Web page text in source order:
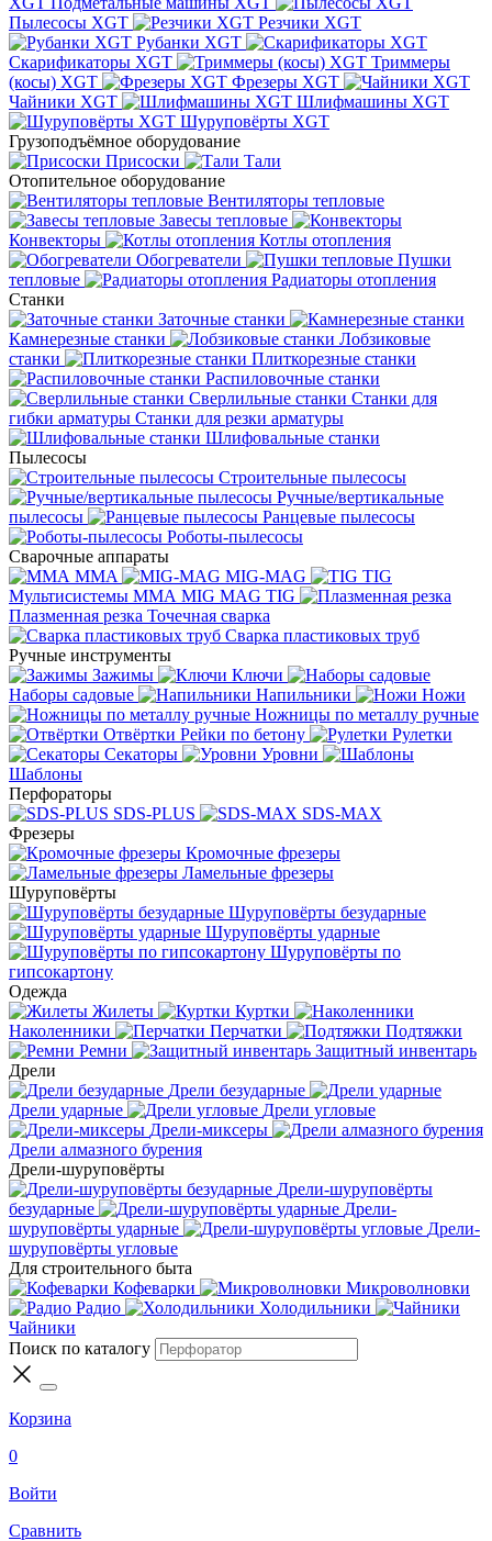
Пылесосы XGT
Резчики XGT
Рубанки XGT
Скарификаторы XGT
Триммеры
(косы) XGT
Фрезеры XGT
Чайники XGT
Шлифмашины XGT
Шуруповёрты XGT
Грузоподъёмное оборудование
Присоски
Тали
Отопительное оборудование
Вентиляторы тепловые
Завесы тепловые
Конвекторы
Котлы отопления
Обогреватели
Пушки
тепловые
Радиаторы отопления
Станки
Заточные станки
Камнерезные станки
Лобзиковые
станки
Плиткорезные станки
Распиловочные станки
Сверлильные станки Станки для
гибки арматуры Станки для резки арматуры
Шлифовальные станки
Пылесосы
Строительные пылесосы
Ручные/вертикальные
пылесосы
Ранцевые пылесосы
Роботы-пылесосы
Сварочные аппараты
MMA
MIG-MAG
TIG
Мультисистемы ММА MIG MAG TIG
Плазменная резка Точечная сварка
Cварка пластиковых труб
Ручные инструменты
Зажимы
Ключи
Наборы садовые
Напильники
Ножи
Ножницы по металлу ручные
Отвёртки Рейки по бетону
Рулетки
Секаторы
Уровни
Шаблоны
Перфораторы
SDS-PLUS
SDS-MAX
Фрезеры
Кромочные фрезеры
Ламельные фрезеры
Шуруповёрты
Шуруповёрты безударные
Шуруповёрты ударные
Шуруповёрты по
гипсокартону
Одежда
Жилеты
Куртки
Наколенники
Перчатки
Подтяжки
Ремни
Защитный инвентарь
Дрели
Дрели безударные
Дрели ударные
Дрели угловые
Дрели-миксеры
Дрели алмазного бурения
Дрели-шуруповёрты
Дрели-шуруповёрты
безударные
Дрели-
шуруповёрты ударные
Дрели-
шуруповёрты угловые
Для строительного быта
Кофеварки
Микроволновки
Радио
Холодильники
Чайники
Поиск по каталогу
Корзина
0
Войти
Сравнить